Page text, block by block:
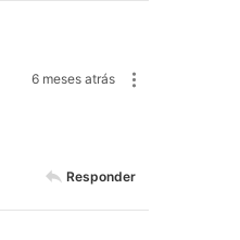
6 meses atrás
Responder